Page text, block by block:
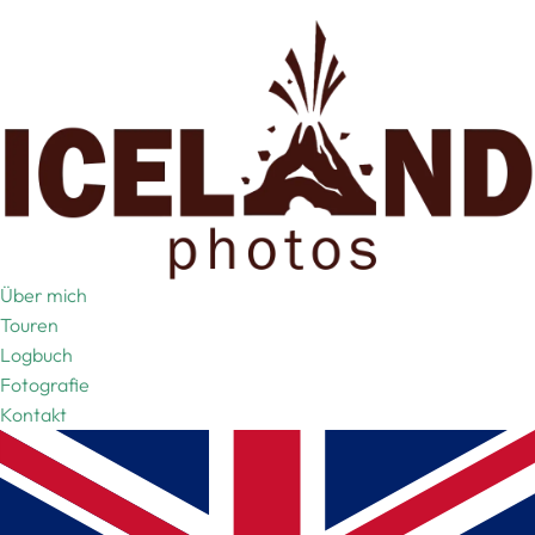
Über mich
Touren
Logbuch
Fotografie
Kontakt